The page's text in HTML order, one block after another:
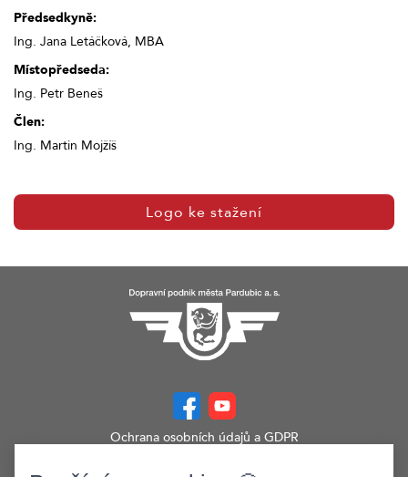
Předsedkyně:
Ing. Jana Letáčková, MBA
Místopředseda:
Ing. Petr Beneš
Člen:
Ing. Martin Mojžíš
Logo ke stažení
Ochrana osobních údajů a GDPR
Zobrazit verzi webu pro PC